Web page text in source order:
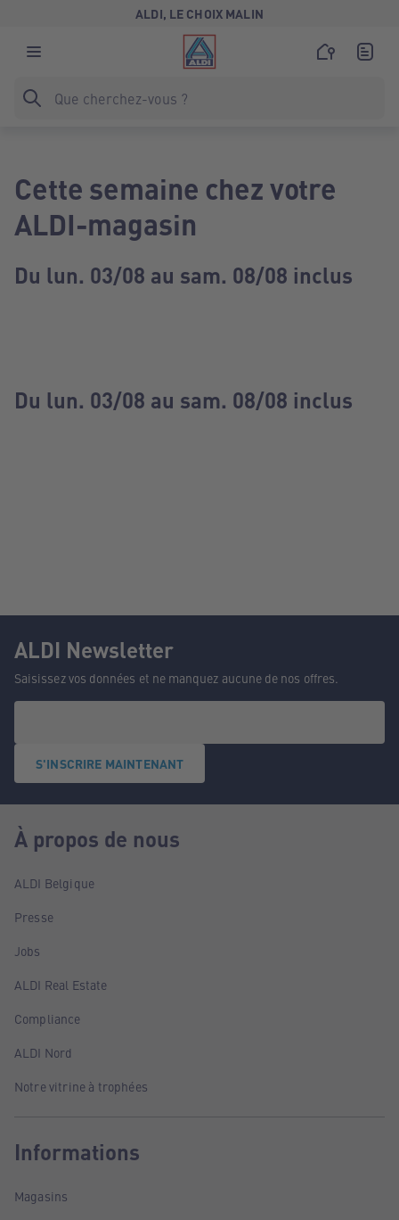
ALDI, LE CHOIX MALIN
Cette semaine chez votre
ALDI-magasin
Du lun. 03/08 au sam. 08/08 inclus
Du lun. 03/08 au sam. 08/08 inclus
ALDI Newsletter
Saisissez vos données et ne manquez aucune de nos offres.
S'INSCRIRE MAINTENANT
À propos de nous
ALDI Belgique
Presse
Jobs
ALDI Real Estate
Compliance
ALDI Nord
Notre vitrine à trophées
Informations
Magasins